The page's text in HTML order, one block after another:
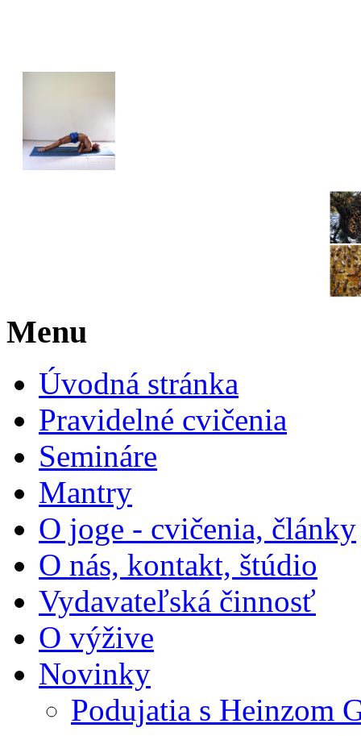
Menu
Úvodná stránka
Pravidelné cvičenia
Semináre
Mantry
O joge - cvičenia, články
O nás, kontakt, štúdio
Vydavateľská činnosť
O výžive
Novinky
Podujatia s Heinzom